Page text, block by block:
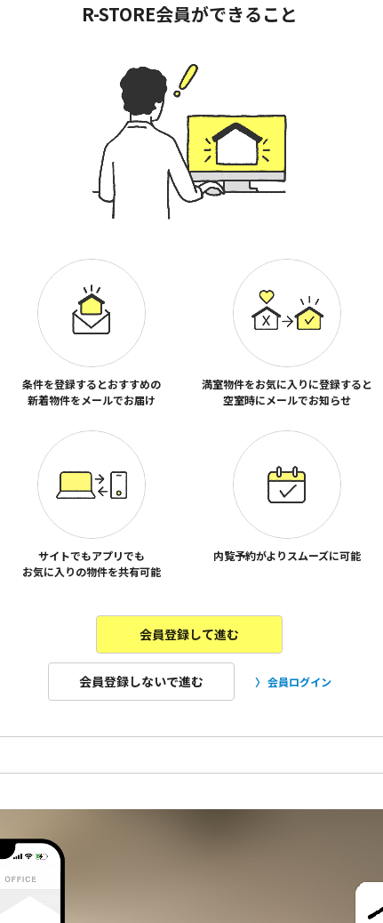
R-STORE会員ができること
条件を登録するとおすすめの
新着物件をメールでお届け
満室物件をお気に入りに登録すると
空室時にメールでお知らせ
サイトでもアプリでも
お気に入りの物件を共有可能
内覧予約がよりスムーズに可能
会員登録して進む
会員登録しないで進む 会員ログイン